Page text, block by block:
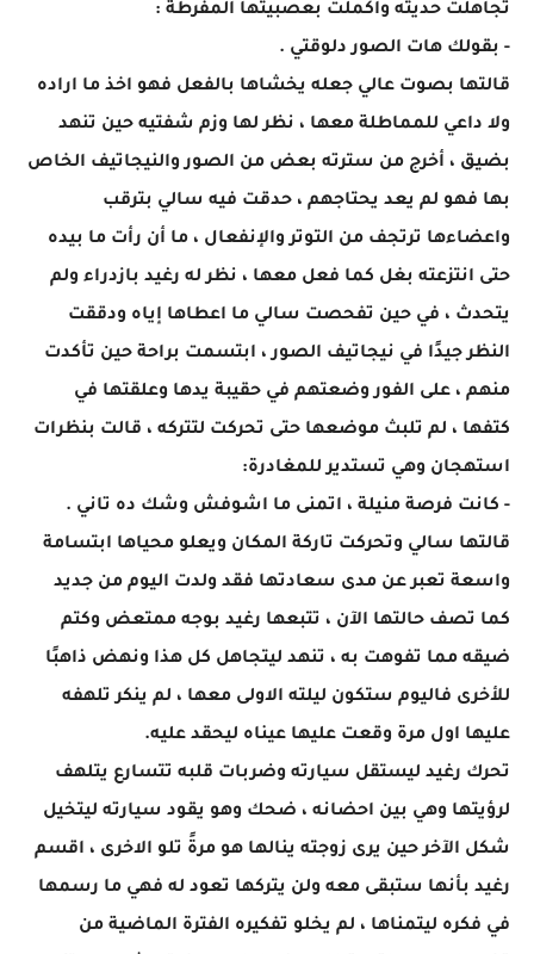
تجاهلت حديثه واكملت بعصبيتها المفرطة :
- بقولك هات الصور دلوقتي .
قالتها بصوت عالي جعله يخشاها بالفعل فهو اخذ ما اراده
ولا داعي للمماطلة معها ، نظر لها وزم شفتيه حين تنهد
بضيق ، أخرج من سترته بعض من الصور والنيجاتيف الخاص
بها فهو لم يعد يحتاجهم ، حدقت فيه سالي بترقب
واعضاءها ترتجف من التوتر والإنفعال ، ما أن رأت ما بيده
حتى انتزعته بغل كما فعل معها ، نظر له رغيد بازدراء ولم
يتحدث ، في حين تفحصت سالي ما اعطاها إياه ودققت
النظر جيدًا في نيجاتيف الصور ، ابتسمت براحة حين تأكدت
منهم ، على الفور وضعتهم في حقيبة يدها وعلقتها في
كتفها ، لم تلبث موضعها حتى تحركت لتتركه ، قالت بنظرات
استهجان وهي تستدير للمغادرة:
- كانت فرصة منيلة ، اتمنى ما اشوفش وشك ده تاني .
قالتها سالي وتحركت تاركة المكان ويعلو محياها ابتسامة
واسعة تعبر عن مدى سعادتها فقد ولدت اليوم من جديد
كما تصف حالتها الآن ، تتبعها رغيد بوجه ممتعض وكتم
ضيقه مما تفوهت به ، تنهد ليتجاهل كل هذا ونهض ذاهبًا
للأخرى فاليوم ستكون ليلته الاولى معها ، لم ينكر تلهفه
عليها اول مرة وقعت عليها عيناه ليحقد عليه.
تحرك رغيد ليستقل سيارته وضربات قلبه تتسارع يتلهف
لرؤيتها وهي بين احضانه ، ضحك وهو يقود سيارته ليتخيل
شكل الآخر حين يرى زوجته ينالها هو مرةً تلو الاخرى ، اقسم
رغيد بأنها ستبقى معه ولن يتركها تعود له فهي ما رسمها
في فكره ليتمناها ، لم يخلو تفكيره الفترة الماضية من